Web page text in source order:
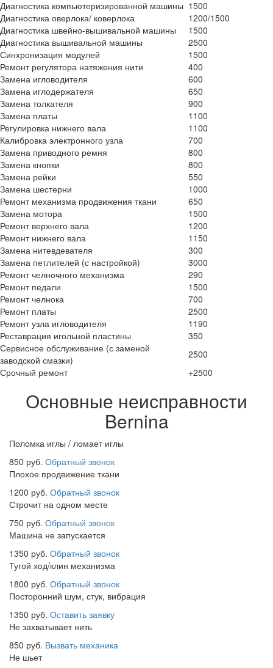
Диагностика компьютеризированной машины 1500
Диагностика оверлока/ коверлока
1200/1500
Диагностика швейно-вышивальной машины
1500
Диагностика вышивальной машины
2500
Синхронизация модулей
1500
Ремонт регулятора натяжения нити
400
Замена игловодителя
600
Замена иглодержателя
650
Замена толкателя
900
Замена платы
1100
Регулировка нижнего вала
1100
Калибровка электронного узла
700
Замена приводного ремня
800
Замена кнопки
800
Замена рейки
550
Замена шестерни
1000
Ремонт механизма продвижения ткани
650
Замена мотора
1500
Ремонт верхнего вала
1200
Ремонт нижнего вала
1150
Замена нитевдевателя
300
Замена петлителей (с настройкой)
3000
Ремонт челночного механизма
290
Ремонт педали
1500
Ремонт челнока
700
Ремонт платы
2500
Ремонт узла игловодителя
1190
Реставрация игольной пластины
350
Сервисное обслуживание (с заменой
заводской смазки)
2500
Срочный ремонт
+2500
Основные неисправности
Bernina
Поломка иглы / ломает иглы
850 руб. Обратный звонок
Плохое продвижение ткани
1200 руб. Обратный звонок
Строчит на одном месте
750 руб. Обратный звонок
Машина не запускается
1350 руб. Обратный звонок
Тугой ход/клин механизма
1800 руб. Обратный звонок
Посторонний шум, стук, вибрация
1350 руб. Оставить заявку
Не захватывает нить
850 руб. Вызвать механика
Не шьет